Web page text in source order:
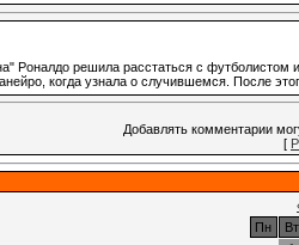
Роналдо решила расстаться с футболистом
когда узнала о случившемся. После
Добавлять комментарии
[
Пн
Вт